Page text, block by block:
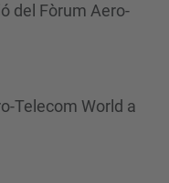
del Fòrum Aero-
Telecom World a